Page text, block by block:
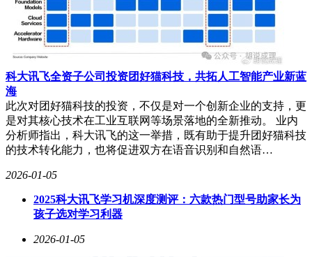
科大讯飞全资子公司投资团好猫科技，共拓人工智能产业新蓝
海
此次对团好猫科技的投资，不仅是对一个创新企业的支持，更
是对其核心技术在工业互联网等场景落地的全新推动。 业内
分析师指出，科大讯飞的这一举措，既有助于提升团好猫科技
的技术转化能力，也将促进双方在语音识别和自然语…
2026-01-05
2025科大讯飞学习机深度测评：六款热门型号助家长为
孩子选对学习利器
2026-01-05